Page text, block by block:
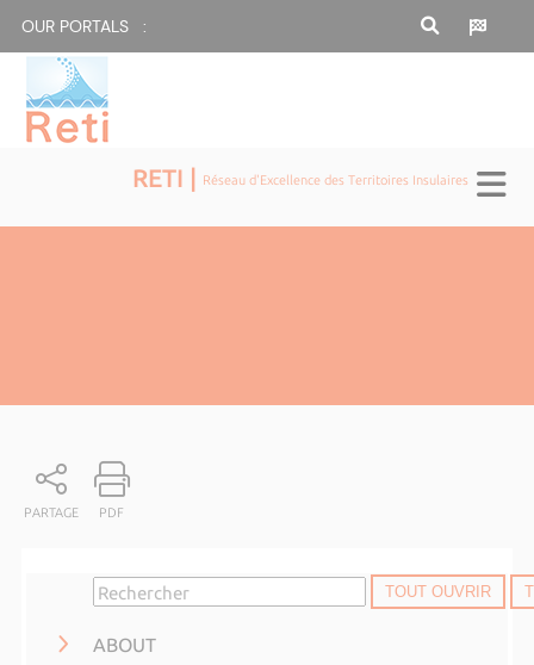
OUR PORTALS :
RETI | Réseau d'Excellence des Territoires Insulaires
PARTAGE PDF
TOUT OUVRIR
ABOUT